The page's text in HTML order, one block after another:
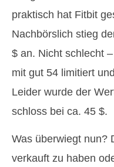
praktisch hat Fitbit
Nachbörslich stieg
$ an. Nicht schlecht
mit gut 54 limitiert
Leider wurde der
schloss bei ca. 45 $.
Was überwiegt nun?
verkauft zu haben